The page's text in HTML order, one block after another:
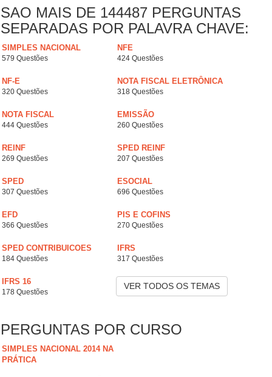
SAO MAIS DE 144487 PERGUNTAS
SEPARADAS POR PALAVRA CHAVE:
SIMPLES NACIONAL
579 Questões
NFE
424 Questões
NF-E
320 Questões
NOTA FISCAL ELETRÔNICA
318 Questões
NOTA FISCAL
444 Questões
EMISSÃO
260 Questões
REINF
269 Questões
SPED REINF
207 Questões
SPED
307 Questões
ESOCIAL
696 Questões
EFD
366 Questões
PIS E COFINS
270 Questões
SPED CONTRIBUICOES
184 Questões
IFRS
317 Questões
IFRS 16
178 Questões
VER TODOS OS TEMAS
PERGUNTAS POR CURSO
SIMPLES NACIONAL 2014 NA
PRÁTICA